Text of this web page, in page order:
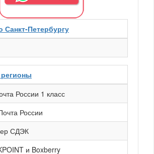
Санкт-Петербургу
России 1 класс
России
СДЭК
и Boxberry